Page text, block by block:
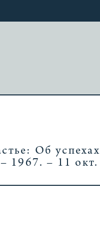
Об успехах
1967. – 11 окт.